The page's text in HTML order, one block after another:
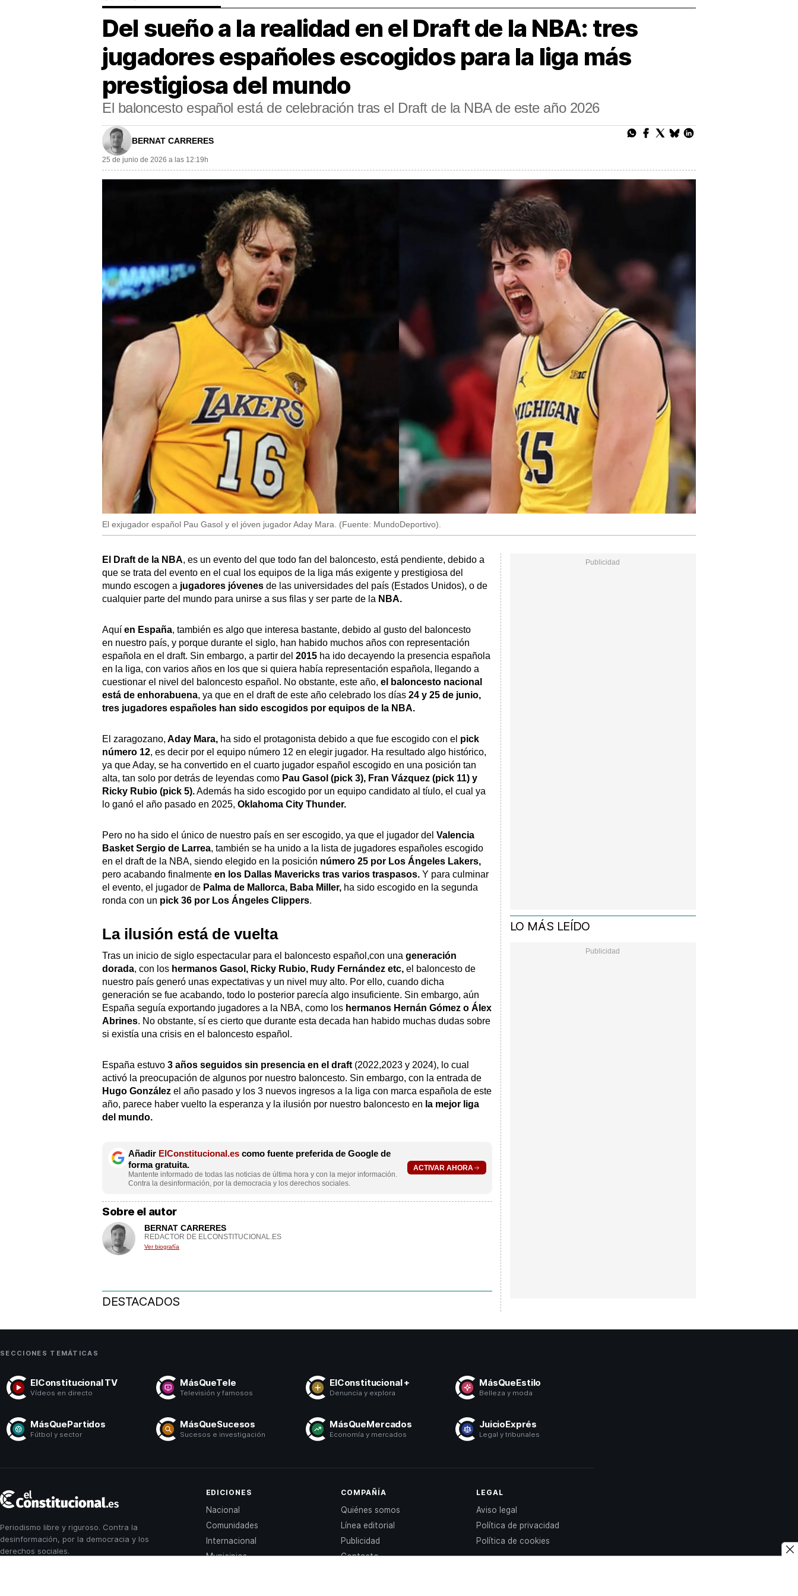
Del sueño a la realidad en el Draft de la NBA: tres
jugadores españoles escogidos para la liga más
prestigiosa del mundo
El baloncesto español está de celebración tras el Draft de la NBA de este año 2026
BERNAT CARRERES
25 de junio de 2026 a las 12:19h
El exjugador español Pau Gasol y el jóven jugador Aday Mara. (Fuente: MundoDeportivo).
El Draft de la NBA, es un evento del que todo fan del baloncesto, está pendiente, debido a
que se trata del evento en el cual los equipos de la liga más exigente y prestigiosa del
mundo escogen a jugadores jóvenes de las universidades del país (Estados Unidos), o de
cualquier parte del mundo para unirse a sus filas y ser parte de la NBA.
Aquí en España, también es algo que interesa bastante, debido al gusto del baloncesto
en nuestro país, y porque durante el siglo, han habido muchos años con representación
española en el draft. Sin embargo, a partir del 2015 ha ido decayendo la presencia española
en la liga, con varios años en los que si quiera había representación española, llegando a
cuestionar el nivel del baloncesto español. No obstante, este año, el baloncesto nacional
está de enhorabuena, ya que en el draft de este año celebrado los días 24 y 25 de junio,
tres jugadores españoles han sido escogidos por equipos de la NBA.
El zaragozano, Aday Mara, ha sido el protagonista debido a que fue escogido con el pick
número 12, es decir por el equipo número 12 en elegir jugador. Ha resultado algo histórico,
ya que Aday, se ha convertido en el cuarto jugador español escogido en una posición tan
alta, tan solo por detrás de leyendas como Pau Gasol (pick 3), Fran Vázquez (pick 11) y
Ricky Rubio (pick 5).Además ha sido escogido por un equipo candidato al tíulo, el cual ya
lo ganó el año pasado en 2025, Oklahoma City Thunder.
Pero no ha sido el único de nuestro país en ser escogido, ya que el jugador del Valencia
Basket Sergio de Larrea, también se ha unido a la lista de jugadores españoles escogido
en el draft de la NBA, siendo elegido en la posición número 25 por Los Ángeles Lakers,
pero acabando finalmente en los Dallas Mavericks tras varios traspasos. Y para culminar
el evento, el jugador de Palma de Mallorca, Baba Miller, ha sido escogido en la segunda
ronda con un pick 36 por Los Ángeles Clippers.
La ilusión está de vuelta
Tras un inicio de siglo espectacular para el baloncesto español,con una generación
dorada, con los hermanos Gasol, Ricky Rubio, Rudy Fernández etc, el baloncesto de
nuestro país generó unas expectativas y un nivel muy alto. Por ello, cuando dicha
generación se fue acabando, todo lo posterior parecía algo insuficiente. Sin embargo, aún
España seguía exportando jugadores a la NBA, como los hermanos Hernán Gómez o Álex
Abrines. No obstante, sí es cierto que durante esta decada han habido muchas dudas sobre
si existía una crisis en el baloncesto español.
España estuvo 3 años seguidos sin presencia en el draft (2022,2023 y 2024), lo cual
activó la preocupación de algunos por nuestro baloncesto. Sin embargo, con la entrada de
Hugo González el año pasado y los 3 nuevos ingresos a la liga con marca española de este
año, parece haber vuelto la esperanza y la ilusión por nuestro baloncesto en la mejor liga
del mundo.
Añadir ElConstitucional.es como fuente preferida de Google de
forma gratuita.
Mantente informado de todas las noticias de última hora y con la mejor información.
Contra la desinformación, por la democracia y los derechos sociales.
ACTIVAR AHORA
Sobre el autor
BERNAT CARRERES
REDACTOR DE ELCONSTITUCIONAL.ES
Ver biografía
DESTACADOS
LO MÁS LEÍDO
SECCIONES TEMÁTICAS
ElConstitucional TV
Vídeos en directo
MásQueTele
Televisión y famosos
ElConstitucional +
Denuncia y explora
MásQueEstilo
Belleza y moda
MásQuePartidos
Fútbol y sector
MásQueSucesos
Sucesos e investigación
MásQueMercados
Economía y mercados
JuicioExprés
Legal y tribunales
Constitucional
Periodismo libre y riguroso. Contra la
desinformación, por la democracia y los
derechos sociales.
EDICIONES
Nacional
Comunidades
Internacional
Municipios
COMPAÑÍA
Quiénes somos
Línea editorial
Publicidad
Contacto
LEGAL
Aviso legal
Política de privacidad
Política de cookies